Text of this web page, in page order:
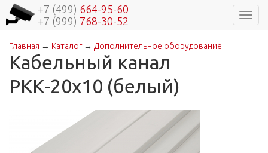
+7 (499) 664-95-60
+7 (999) 768-30-52
Вы здесь
Главная → Каталог→ Дополнительное оборудование
Кабельный канал
РКК-20х10 (белый)